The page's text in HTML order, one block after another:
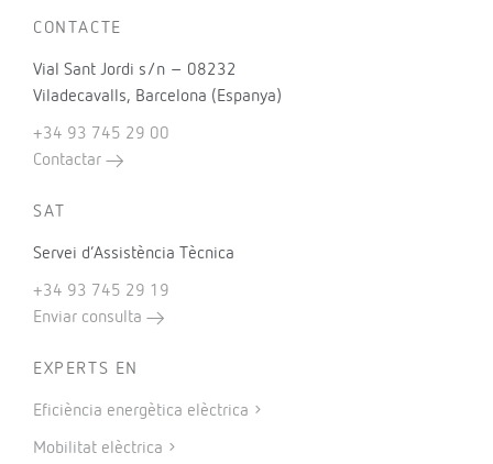
CONTACTE
Vial Sant Jordi s/n – 08232
Viladecavalls, Barcelona (Espanya)
+34 93 745 29 00
Contactar
SAT
Servei d’Assistència Tècnica
+34 93 745 29 19
Enviar consulta
EXPERTS EN
Eficiència energètica elèctrica
Mobilitat elèctrica